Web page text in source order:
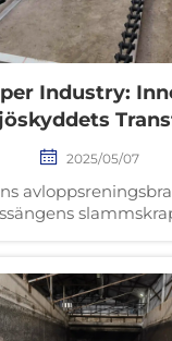
Industry:
2025/05/07
slamm-